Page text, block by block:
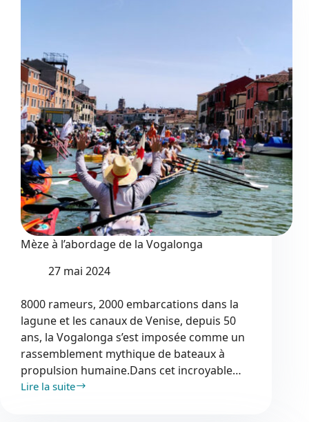
Mèze à l’abordage de la Vogalonga
27 mai 2024
8000 rameurs, 2000 embarcations dans la
lagune et les canaux de Venise, depuis 50
ans, la Vogalonga s’est imposée comme un
rassemblement mythique de bateaux à
propulsion humaine.Dans cet incroyable…
Lire la suite
Mèze